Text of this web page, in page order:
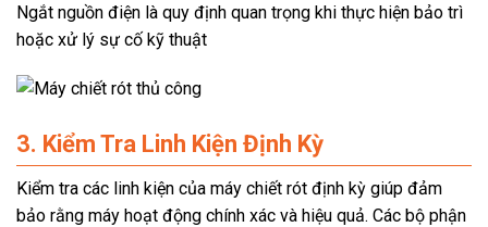
Ngắt nguồn điện là quy định quan trọng khi thực hiện bảo trì
hoặc xử lý sự cố kỹ thuật
3. Kiểm Tra Linh Kiện Định Kỳ
Kiểm tra các linh kiện của máy chiết rót định kỳ giúp đảm
bảo rằng máy hoạt động chính xác và hiệu quả. Các bộ phận